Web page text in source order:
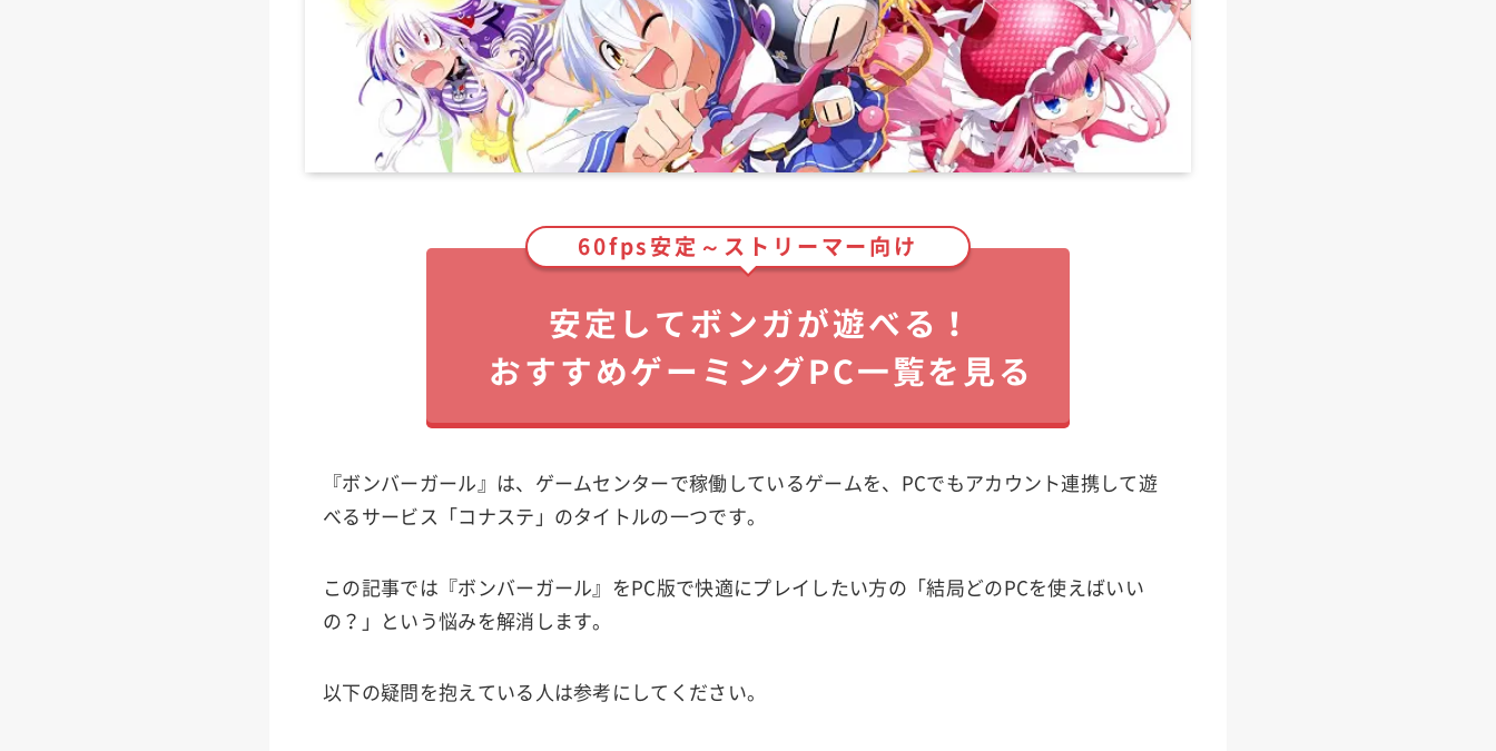
60fps安定～ストリーマー向け
安定してボンガが遊べる！
おすすめゲーミングPC一覧を見る
『ボンバーガール』は、ゲームセンターで稼働しているゲームを、PCでもアカウント連携して遊
べるサービス「コナステ」のタイトルの一つです。
この記事では『ボンバーガール』をPC版で快適にプレイしたい方の「結局どのPCを使えばいい
の？」という悩みを解消します。
以下の疑問を抱えている人は参考にしてください。